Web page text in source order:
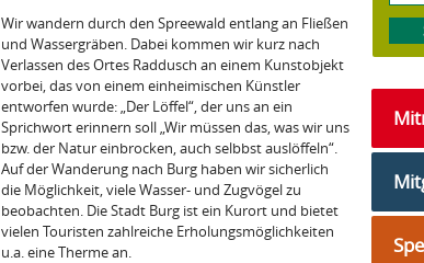
Wir wandern durch den Spreewald entlang an Fließen
und Wassergräben. Dabei kommen wir kurz nach
Verlassen des Ortes Raddusch an einem Kunstobjekt
vorbei, das von einem einheimischen Künstler
entworfen wurde: „Der Löffel“, der uns an ein
Sprichwort erinnern soll „Wir müssen das, was wir uns
bzw. der Natur einbrocken, auch selbbst auslöffeln“.
Auf der Wanderung nach Burg haben wir sicherlich
die Möglichkeit, viele Wasser- und Zugvögel zu
beobachten. Die Stadt Burg ist ein Kurort und bietet
vielen Touristen zahlreiche Erholungsmöglichkeiten
u.a. eine Therme an.